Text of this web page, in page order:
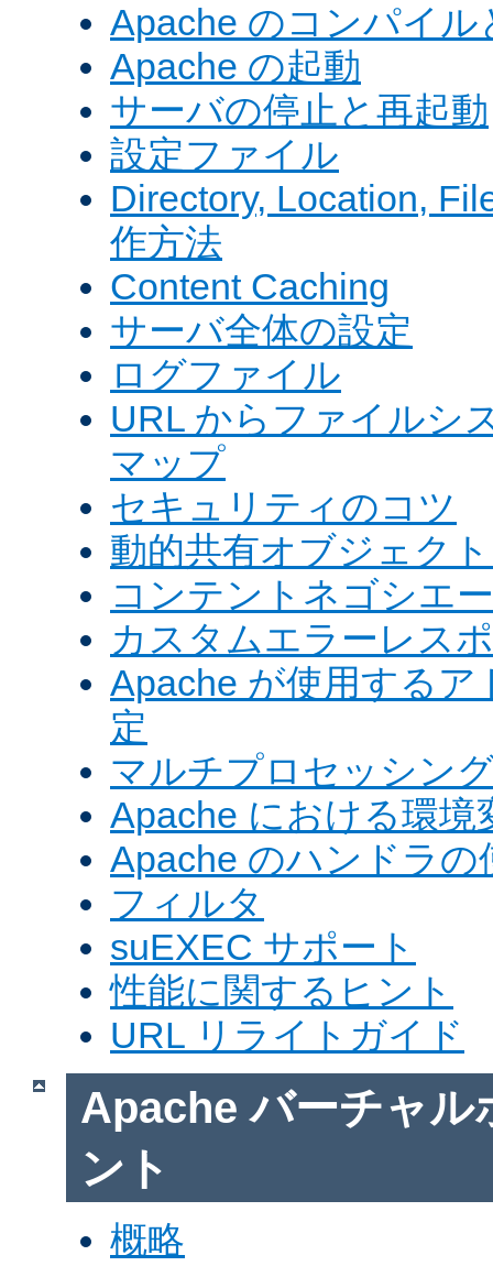
Apache のコンパイ
Apache の起動
サーバの停止と再起動
設定ファイル
Directory, Location,
作方法
Content Caching
サーバ全体の設定
ログファイル
URL からファイルシ
マップ
セキュリティのコツ
動的共有オブジェク
コンテントネゴシエ
カスタムエラーレス
Apache が使用する
定
マルチプロセッシン
Apache における環境
Apache のハンドラの
フィルタ
suEXEC サポート
性能に関するヒント
URL リライトガイド
Apache バーチャル
ント
概略